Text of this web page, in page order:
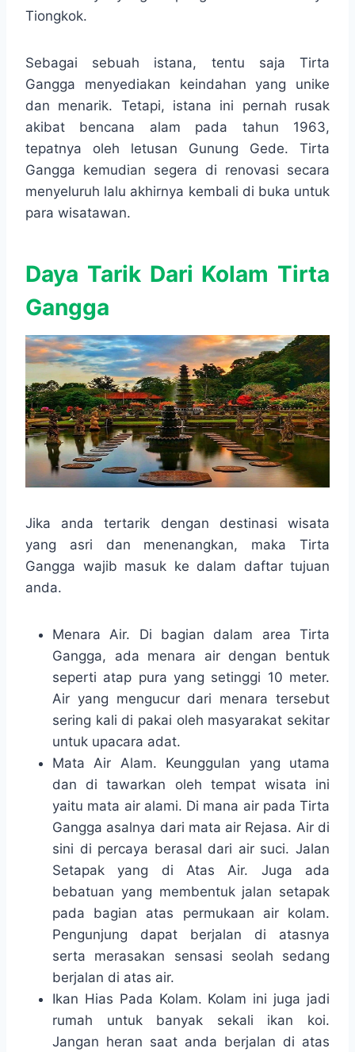
Tiongkok.
Sebagai sebuah istana, tentu saja Tirta
Gangga menyediakan keindahan yang unike
dan menarik. Tetapi, istana ini pernah rusak
akibat bencana alam pada tahun 1963,
tepatnya oleh letusan Gunung Gede. Tirta
Gangga kemudian segera di renovasi secara
menyeluruh lalu akhirnya kembali di buka untuk
para wisatawan.
Daya Tarik Dari Kolam Tirta
Gangga
Jika anda tertarik dengan destinasi wisata
yang asri dan menenangkan, maka Tirta
Gangga wajib masuk ke dalam daftar tujuan
anda.
Menara Air. Di bagian dalam area Tirta
Gangga, ada menara air dengan bentuk
seperti atap pura yang setinggi 10 meter.
Air yang mengucur dari menara tersebut
sering kali di pakai oleh masyarakat sekitar
untuk upacara adat.
Mata Air Alam. Keunggulan yang utama
dan di tawarkan oleh tempat wisata ini
yaitu mata air alami. Di mana air pada Tirta
Gangga asalnya dari mata air Rejasa. Air di
sini di percaya berasal dari air suci. Jalan
Setapak yang di Atas Air. Juga ada
bebatuan yang membentuk jalan setapak
pada bagian atas permukaan air kolam.
Pengunjung dapat berjalan di atasnya
serta merasakan sensasi seolah sedang
berjalan di atas air.
Ikan Hias Pada Kolam. Kolam ini juga jadi
rumah untuk banyak sekali ikan koi.
Jangan heran saat anda berjalan di atas